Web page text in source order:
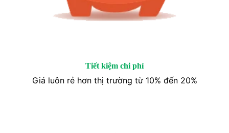
Tiết kiệm chi phí
Giá luôn rẻ hơn thị trường từ 10% đến 20%